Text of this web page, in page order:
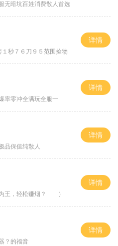
无暗坑百姓消费散人首选
秒７６刀９５范围捡物
详情
率零冲全满玩全服一
详情
品保值纯散人
详情
，轻松赚烟？ ）
详情
？的福音
详情